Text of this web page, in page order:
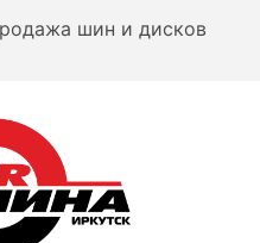
шин и дисков